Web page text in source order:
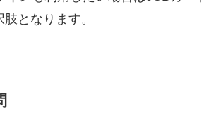
となります。